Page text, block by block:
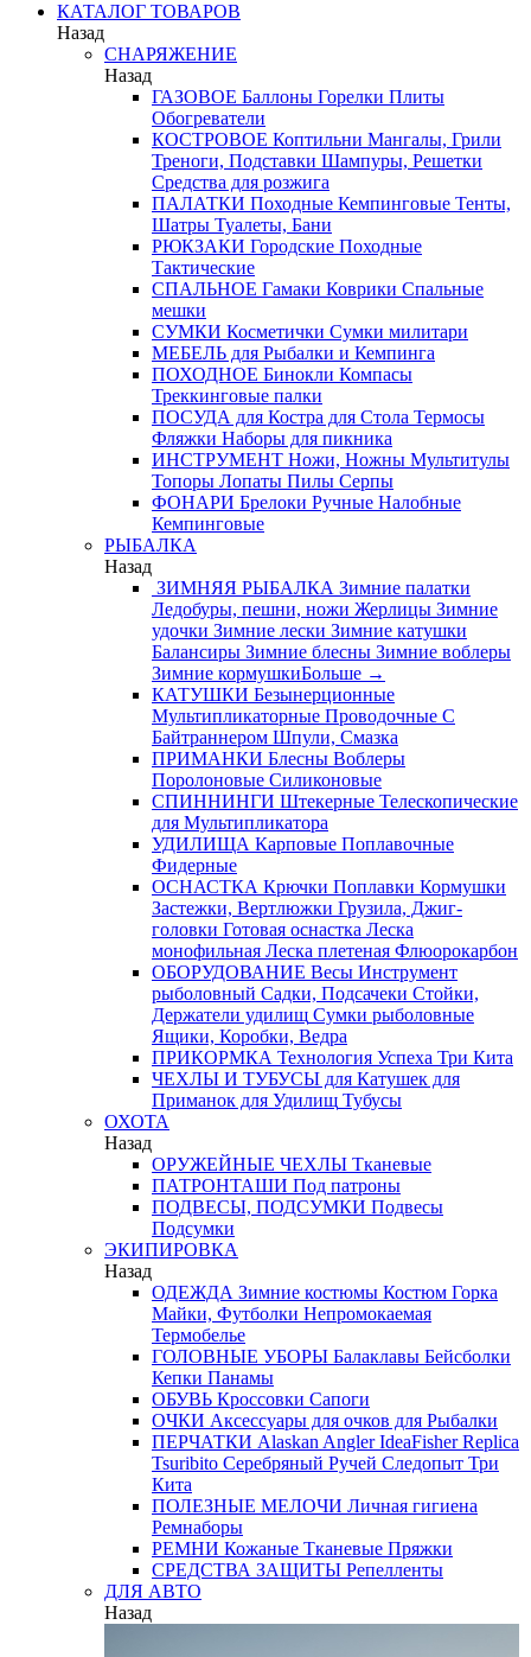
КАТАЛОГ ТОВАРОВ
Назад
СНАРЯЖЕНИЕ
Назад
ГАЗОВОЕ Баллоны Горелки Плиты
Обогреватели
КОСТРОВОЕ Коптильни Мангалы, Грили
Треноги, Подставки Шампуры, Решетки
Средства для розжига
ПАЛАТКИ Походные Кемпинговые Тенты,
Шатры Туалеты, Бани
РЮКЗАКИ Городские Походные
Тактические
СПАЛЬНОЕ Гамаки Коврики Спальные
мешки
СУМКИ Косметички Сумки милитари
МЕБЕЛЬ для Рыбалки и Кемпинга
ПОХОДНОЕ Бинокли Компасы
Треккинговые палки
ПОСУДА для Костра для Стола Термосы
Фляжки Наборы для пикника
ИНСТРУМЕНТ Ножи, Ножны Мультитулы
Топоры Лопаты Пилы Серпы
ФОНАРИ Брелоки Ручные Налобные
Кемпинговые
РЫБАЛКА
Назад
ЗИМНЯЯ РЫБАЛКА Зимние палатки
Ледобуры, пешни, ножи Жерлицы Зимние
удочки Зимние лески Зимние катушки
Балансиры Зимние блесны Зимние воблеры
Зимние кормушкиБольше →
КАТУШКИ Безынерционные
Мультипликаторные Проводочные С
Байтраннером Шпули, Смазка
ПРИМАНКИ Блесны Воблеры
Поролоновые Силиконовые
СПИННИНГИ Штекерные Телескопические
для Мультипликатора
УДИЛИЩА Карповые Поплавочные
Фидерные
ОСНАСТКА Крючки Поплавки Кормушки
Застежки, Вертлюжки Грузила, Джиг-
головки Готовая оснастка Леска
монофильная Леска плетеная Флюорокарбон
ОБОРУДОВАНИЕ Весы Инструмент
рыболовный Садки, Подсачеки Стойки,
Держатели удилищ Сумки рыболовные
Ящики, Коробки, Ведра
ПРИКОРМКА Технология Успеха Три Кита
ЧЕХЛЫ И ТУБУСЫ для Катушек для
Приманок для Удилищ Тубусы
ОХОТА
Назад
ОРУЖЕЙНЫЕ ЧЕХЛЫ Тканевые
ПАТРОНТАШИ Под патроны
ПОДВЕСЫ, ПОДСУМКИ Подвесы
Подсумки
ЭКИПИРОВКА
Назад
ОДЕЖДА Зимние костюмы Костюм Горка
Майки, Футболки Непромокаемая
Термобелье
ГОЛОВНЫЕ УБОРЫ Балаклавы Бейсболки
Кепки Панамы
ОБУВЬ Кроссовки Сапоги
ОЧКИ Аксессуары для очков для Рыбалки
ПЕРЧАТКИ Alaskan AnglerIdeaFisherReplica
Tsuribito Серебряный Ручей Следопыт Три
Кита
ПОЛЕЗНЫЕ МЕЛОЧИ Личная гигиена
Ремнаборы
РЕМНИ Кожаные Тканевые Пряжки
СРЕДСТВА ЗАЩИТЫ Репелленты
ДЛЯ АВТО
Назад